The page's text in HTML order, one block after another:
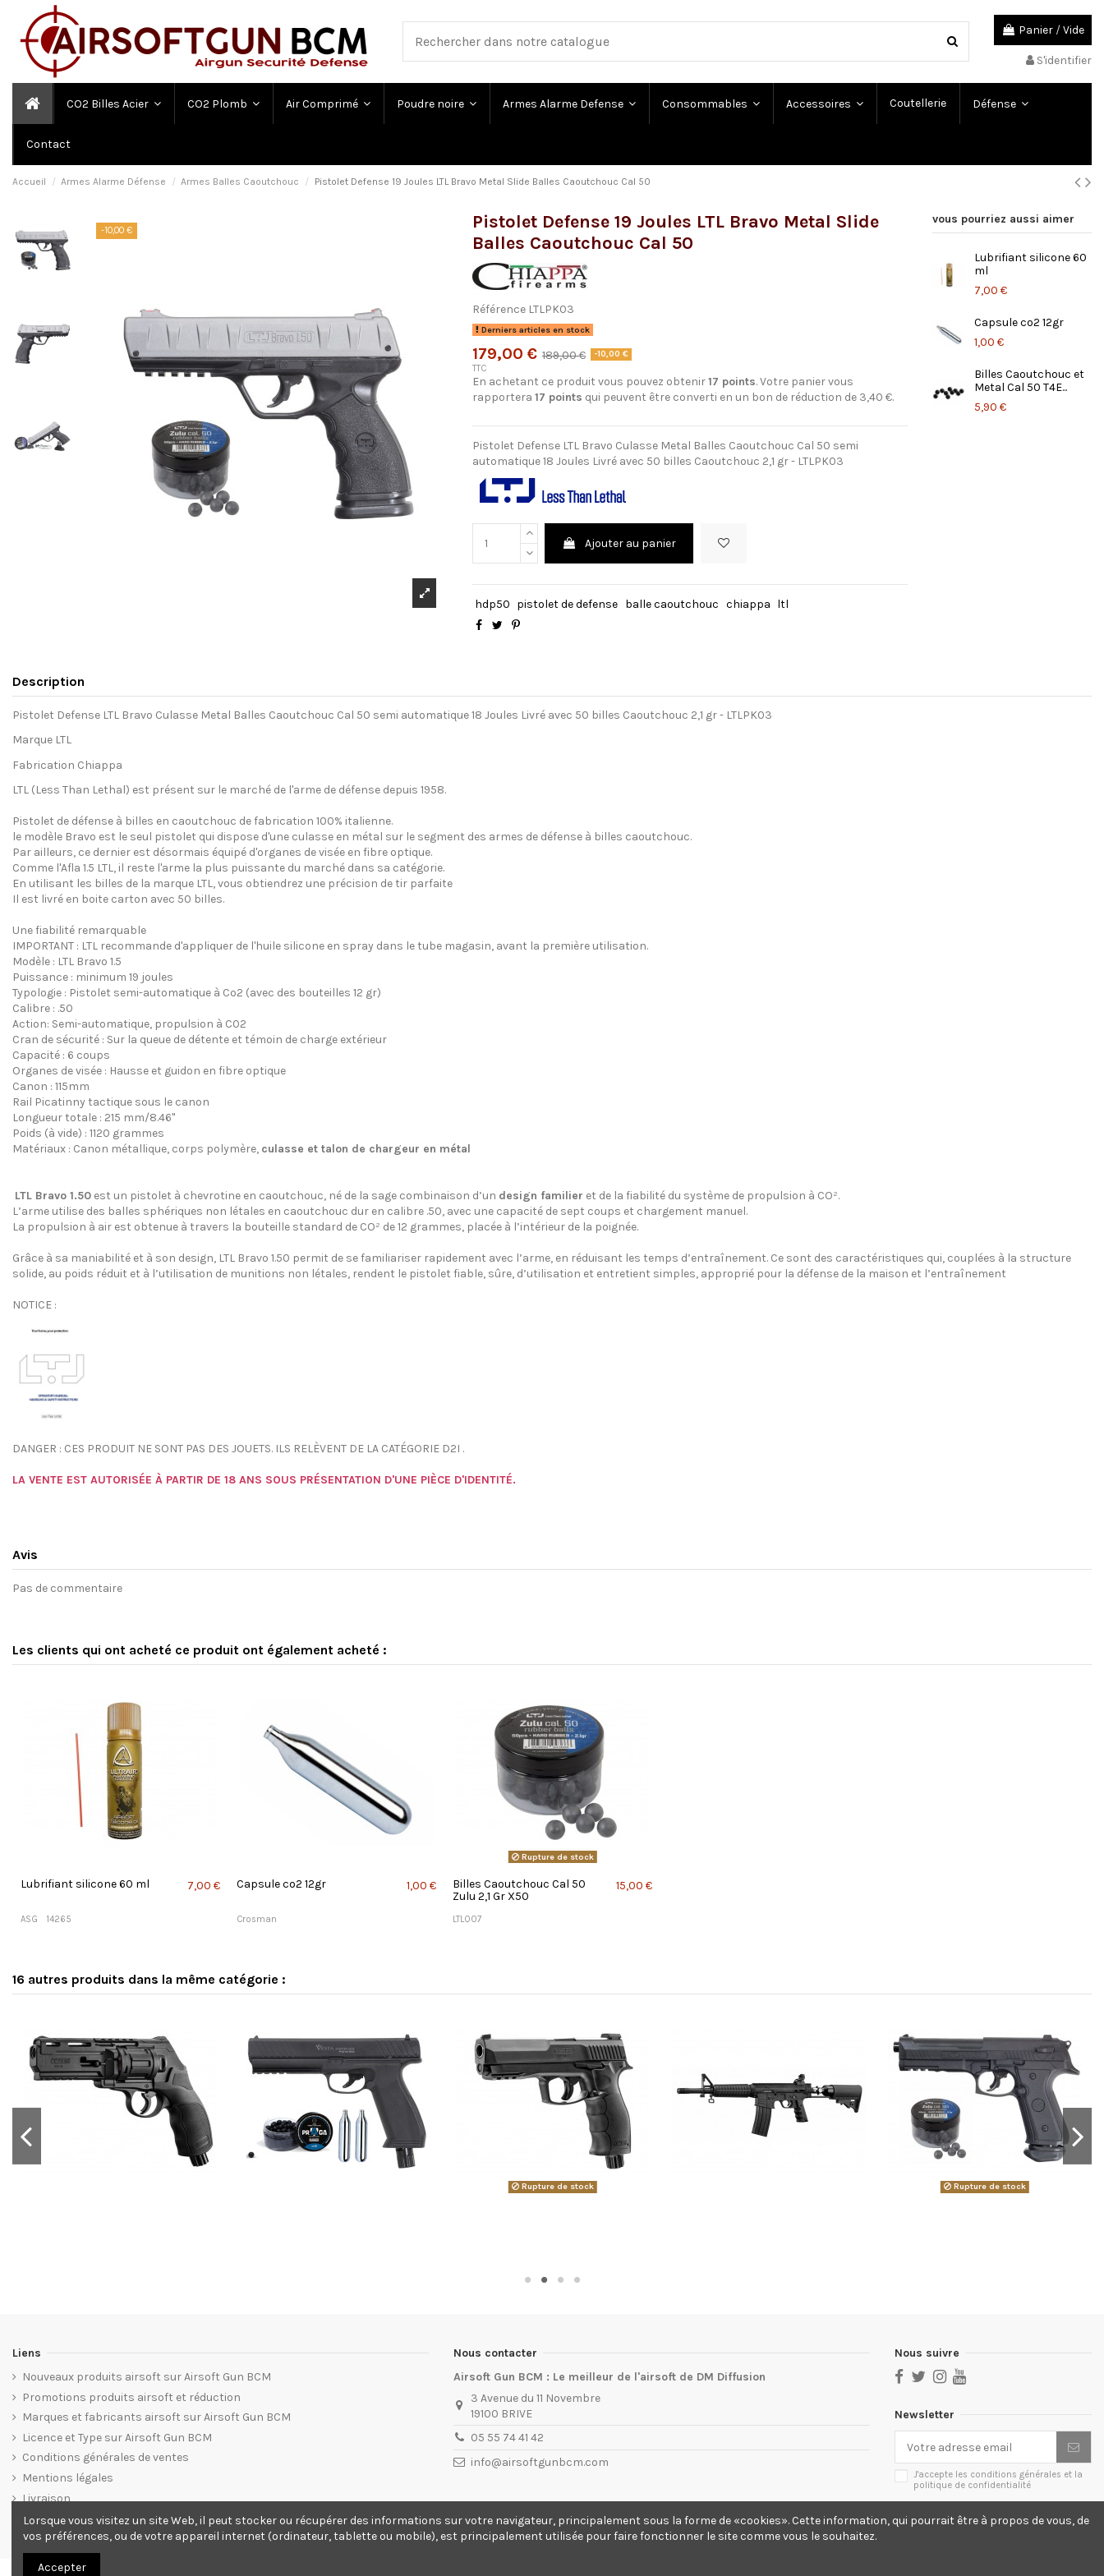
Panier /Vide
S'identifier
CO2 Billes Acier CO2 Plomb Air Comprimé Poudre noire Armes Alarme Defense Consommables Accessoires Coutellerie Défense
Contact
Accueil Armes Alarme Défense Armes Balles Caoutchouc Pistolet Defense 19 Joules LTL Bravo Metal Slide Balles Caoutchouc Cal 50
-10,00 €
Pistolet Defense 19 Joules LTL Bravo Metal Slide
Balles Caoutchouc Cal 50
Référence LTLPK03
Derniers articles en stock
179,00 € 189,00 €
-10,00 €
TTC
En achetant ce produit vous pouvez obtenir17 points. Votre panier vous
rapportera 17 points qui peuvent être converti en un bon de réduction de 3,40 €.
Pistolet Defense LTL Bravo Culasse Metal Balles Caoutchouc Cal 50 semi
automatique 18 Joules Livré avec 50 billes Caoutchouc 2,1 gr - LTLPK03
Ajouter au panier
hdp50 pistolet de defense balle caoutchouc chiappa ltl
vous pourriez aussi aimer
Lubrifiant silicone 60
ml
7,00 €
Capsule co2 12gr
1,00 €
Billes Caoutchouc et
Metal Cal 50 T4E...
5,90 €
Description
Pistolet Defense LTL Bravo Culasse Metal Balles Caoutchouc Cal 50 semi automatique 18 Joules Livré avec 50 billes Caoutchouc 2,1 gr - LTLPK03
Marque LTL
Fabrication Chiappa
LTL (Less Than Lethal) est présent sur le marché de l'arme de défense depuis 1958.
Pistolet de défense à billes en caoutchouc de fabrication 100% italienne.
le modèle Bravo est le seul pistolet qui dispose d'une culasse en métal sur le segment des armes de défense à billes caoutchouc.
Par ailleurs, ce dernier est désormais équipé d'organes de visée en fibre optique.
Comme l'Afla 1.5 LTL, il reste l'arme la plus puissante du marché dans sa catégorie.
En utilisant les billes de la marque LTL, vous obtiendrez une précision de tir parfaite
Il est livré en boite carton avec 50 billes.
Une fiabilité remarquable
IMPORTANT : LTL recommande d'appliquer de l'huile silicone en spray dans le tube magasin, avant la première utilisation.
Modèle : LTL Bravo 1.5
Puissance : minimum 19 joules
Typologie : Pistolet semi-automatique à Co2 (avec des bouteilles 12 gr)
Calibre : .50
Action: Semi-automatique, propulsion à C02
Cran de sécurité : Sur la queue de détente et témoin de charge extérieur
Capacité : 6 coups
Organes de visée : Hausse et guidon en fibre optique
Canon : 115mm
Rail Picatinny tactique sous le canon
Longueur totale : 215 mm/8.46''
Poids (à vide) : 1120 grammes
Matériaux : Canon métallique, corps polymère, culasse et talon de chargeur en métal
LTL Bravo 1.50 est un pistolet à chevrotine en caoutchouc, né de la sage combinaison d’un design familier et de la fiabilité du système de propulsion à CO².
L’arme utilise des balles sphériques non létales en caoutchouc dur en calibre .50, avec une capacité de sept coups et chargement manuel.
La propulsion à air est obtenue à travers la bouteille standard de CO² de 12 grammes, placée à l’intérieur de la poignée.
Grâce à sa maniabilité et à son design, LTL Bravo 1.50 permit de se familiariser rapidement avec l’arme, en réduisant les temps d’entraînement. Ce sont des caractéristiques qui, couplées à la structure
solide, au poids réduit et à l’utilisation de munitions non létales, rendent le pistolet fiable, sûre, d’utilisation et entretient simples, approprié pour la défense de la maison et l’entraînement
NOTICE :
DANGER : CES PRODUIT NE SONT PAS DES JOUETS. ILS RELÈVENT DE LA CATÉGORIE D2I .
LA VENTE EST AUTORISÉE À PARTIR DE 18 ANS SOUS PRÉSENTATION D'UNE PIÈCE D'IDENTITÉ.
Avis
Pas de commentaire
Les clients qui ont acheté ce produit ont également acheté :
Lubrifiant silicone 60 ml
ASG 14265
7,00 € Capsule co2 12gr
Crosman
1,00 €
Rupture de stock
Billes Caoutchouc Cal 50
Zulu 2,1 Gr X50
LTL007
15,00 €
16 autres produits dans la même catégorie :
Rupture de stock Rupture de stock
Liens
Nouveaux produits airsoft sur Airsoft Gun BCM
Promotions produits airsoft et réduction
Marques et fabricants airsoft sur Airsoft Gun BCM
Licence et Type sur Airsoft Gun BCM
Conditions générales de ventes
Mentions légales
Livraison
Plan du site web Airsoft Gun BCM
Nous contacter
Airsoft Gun BCM : Le meilleur de l'airsoft de DM Diffusion
3 Avenue du 11 Novembre
19100 BRIVE
05 55 74 41 42
info@airsoftgunbcm.com
Nous suivre
Newsletter
J'accepte les conditions générales et la
politique de confidentialité
Lorsque vous visitez un site Web, il peut stocker ou récupérer des informations sur votre navigateur, principalement sous la forme de «cookies». Cette information, qui pourrait être à propos de vous, de
vos préférences, ou de votre appareil internet (ordinateur, tablette ou mobile), est principalement utilisée pour faire fonctionner le site comme vous le souhaitez.
Accepter